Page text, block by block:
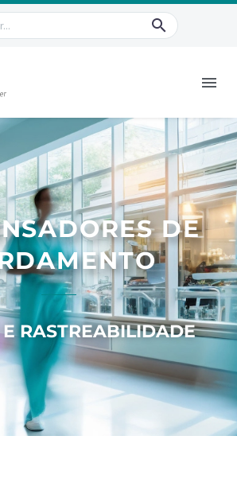
DE
RASTREABILIDADE